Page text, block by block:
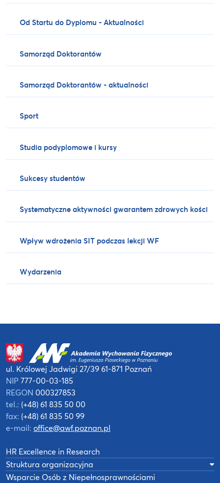
Od Startu do Dyplomu - Aktualności
Samorząd Doktorantów
Samorząd Doktorantów - aktualności
Sport
Studia podyplomowe i kursy
Sukcesy studentów
Systematyczne aktywności gwarantem zdrowych kości
Wpływ wdrożenia SIT podczas lekcji WF
Wydarzenia
ul. Królowej Jadwigi 27/3961-871 Poznań
NIP 777-00-03-185
REGON 000327853
tel.: (+48) 61 835 50 00
fax: (+48) 61 835 50 99
e-mail: office@awf.poznan.pl
HR Excellence in Research
Struktura organizacyjna
Wsparcie Osób z Niepełnosprawnościami